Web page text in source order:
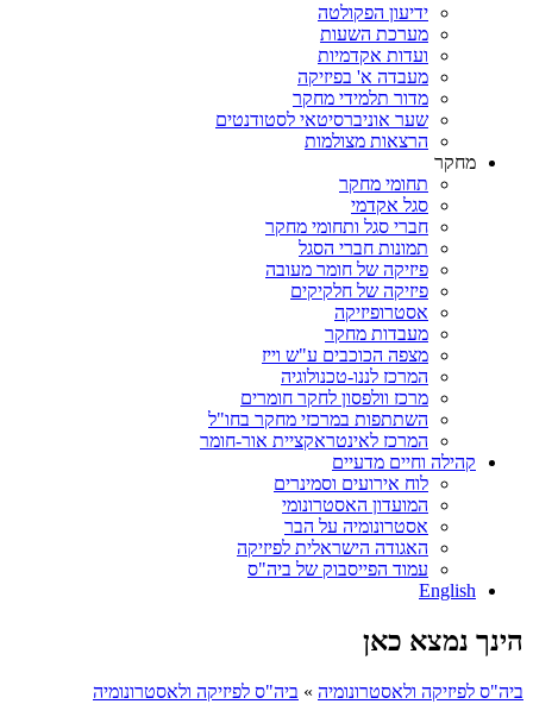
ידיעון הפקולטה
מערכת השעות
ועדות אקדמיות
מעבדה א' בפיזיקה
מדור תלמידי מחקר
שער אוניברסיטאי לסטודנטים
הרצאות מצולמות
מחקר
תחומי מחקר
סגל אקדמי
חברי סגל ותחומי מחקר
תמונות חברי הסגל
פיזיקה של חומר מעובה
פיזיקה של חלקיקים
אסטרופיזיקה
מעבדות מחקר
מצפה הכוכבים ע"ש וייז
המרכז לננו-טכנולוגיה
מרכז וולפסון לחקר חומרים
השתתפות במרכזי מחקר בחו"ל
המרכז לאינטראקציית אור-חומר
קהילה וחיים מדעיים
לוח אירועים וסמינרים
המועדון האסטרונומי
אסטרונומיה על הבר
האגודה הישראלית לפיזיקה
עמוד הפייסבוק של ביה"ס
English
הינך נמצא כאן
ביה"ס לפיזיקה ולאסטרונומיה » ביה"ס לפיזיקה ולאסטרונומיה